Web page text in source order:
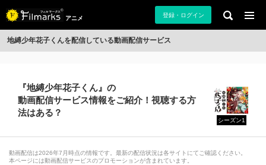
アニメ 登録・ログイン
地縛少年花子くんを配信している動画配信サービス
『地縛少年花子くん』の
動画配信サービス情報をご紹介！視聴する方
法はある？
シーズン1
動画配信は2026年7月時点の情報です。最新の配信状況は各サイトにてご確認ください。
本ページには動画配信サービスのプロモーションが含まれています。